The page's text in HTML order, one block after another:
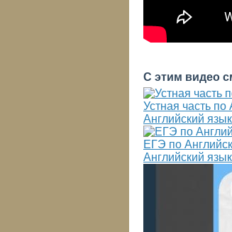
С этим видео
Устная часть по
Английский
ЕГЭ по
Английский